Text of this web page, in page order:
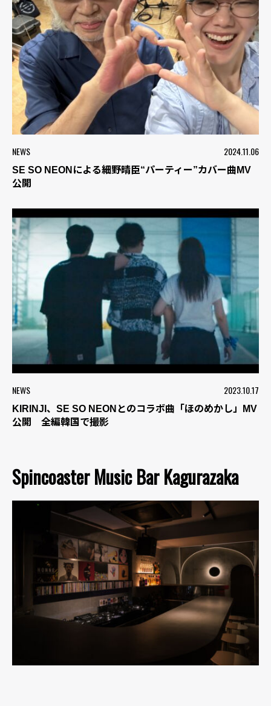
NEWS 2024.11.06
SE SO NEONによる細野晴臣“パーティー”カバー曲MV
公開
NEWS 2023.10.17
KIRINJI、SE SO NEONとのコラボ曲「ほのめかし」MV
公開 全編韓国で撮影
Spincoaster Music Bar Kagurazaka